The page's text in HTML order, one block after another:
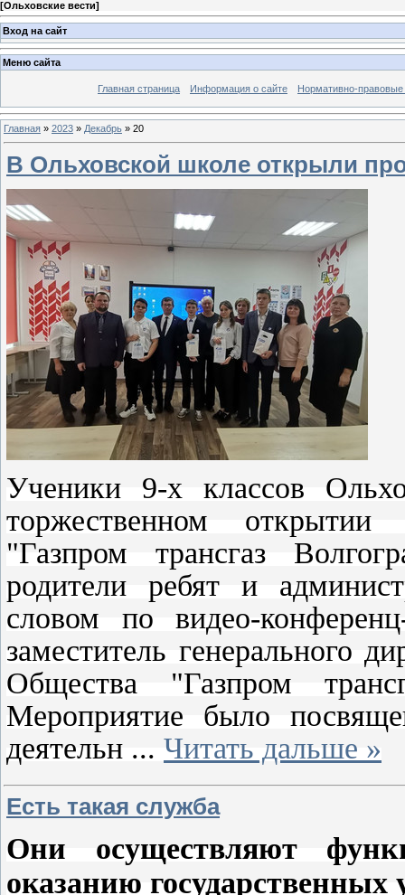
[Ольховские вести]
Вход на сайт
Меню сайта
Главная страница Информация о сайте Нормативно-правовые
Главная » 2023 » Декабрь » 20
В Ольховской школе открыли
Ученики 9-х классов
торжественном
"Газпром трансгаз
родители ребят и
словом по видео-
заместитель генерального
Общества "Газпром
Мероприятие было
деятельн ... Читать дальше »
Есть такая служба
Они осуществляют
оказанию государственных